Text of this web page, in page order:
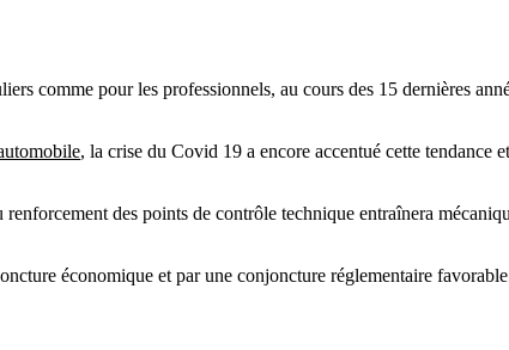
comme pour les professionnels, au cours des 15 dernières
, la crise du Covid 19 a encore accentué cette tendance
des points de contrôle technique entraînera
économique et par une conjoncture réglementaire